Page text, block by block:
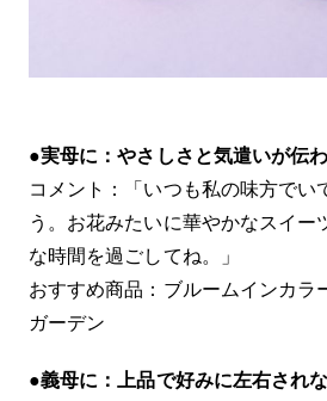
●実母に：やさしさと気遣いが伝
コメント：「いつも私の味方でい
う。お花みたいに華やかなスイー
な時間を過ごしてね。」
おすすめ商品：ブルームインカラ
ガーデン
●義母に：上品で好みに左右され